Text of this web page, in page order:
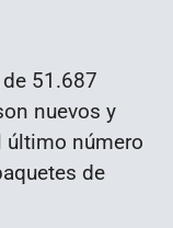
51.687
nuevos y
último número
de